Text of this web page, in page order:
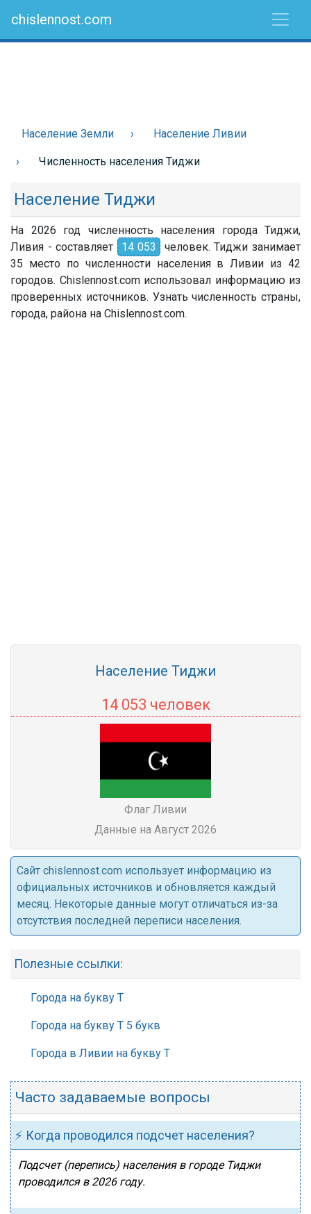
chislennost.com
Население Земли Население Ливии
Численность населения Тиджи
Население Тиджи
На 2026 год численность населения города Тиджи,
Ливия - составляет
14 053
человек. Тиджи занимает
35 место по численности населения в Ливии из 42
городов. Chislennost.com использовал информацию из
проверенных источников. Узнать численность страны,
города, района на Chislennost.com.
Население Тиджи
14 053 человек
Флаг Ливии
Данные на Август 2026
Cайт chislennost.com использует информацию из
официальных источников и обновляется каждый
месяц. Некоторые данные могут отличаться из-за
отсутствия последней переписи населения.
Полезные ссылки:
Города на букву Т
Города на букву Т 5 букв
Города в Ливии на букву Т
Часто задаваемые вопросы
⚡ Когда проводился подсчет населения?
Подсчет (перепись) населения в городе Тиджи
проводился в 2026 году.